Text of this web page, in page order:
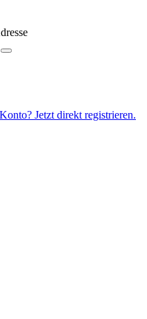
Jetzt direkt registrieren.